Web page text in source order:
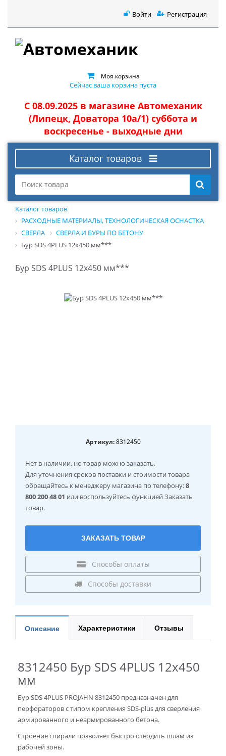
Войти Регистрация
Моя корзина
Сейчас ваша корзина пуста
С 08.09.2025 в магазине Автомеханик
(Липецк, Доватора 10а/1) суббота и
воскресенье - выходные дни
Каталог товаров
Каталог товаров
РАСХОДНЫЕ МАТЕРИАЛЫ, ТЕХНОЛОГИЧЕСКАЯ ОСНАСТКА
СВЕРЛА
СВЕРЛА И БУРЫ ПО БЕТОНУ
Бур SDS 4PLUS 12x450 мм***
Бур SDS 4PLUS 12x450 мм***
Артикул:8312450
Нет в наличии, но товар можно заказать.
Для уточнения сроков поставки и стоимости товара
обращайтесь к менеджеру магазина по телефону:8
800 200 48 01 или воспользуйтесь функцией Заказать
товар.
ЗАКАЗАТЬ ТОВАР
Способы оплаты
Способы доставки
Описание Характеристики Отзывы
8312450 Бур SDS 4PLUS 12x450
мм
Бур SDS 4PLUS PROJAHN 8312450 предназначен для
перфораторов с типом крепления SDS-plus для сверления
армированного и неармированного бетона.
Строение спирали позволяет быстро отводить шлам из
рабочей зоны.